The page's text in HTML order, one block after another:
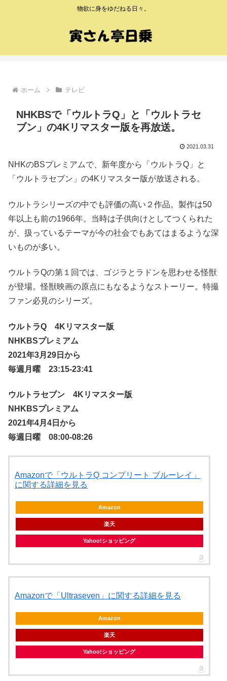
物欲に身をゆだねる日々。
ホーム テレビ
NHKBSで「ウルトラQ」と「ウルトラセ
ブン」の4Kリマスター版を再放送。
2021.03.31
NHKのBSプレミアムで、新年度から「ウルトラQ」と
「ウルトラセブン」の4Kリマスター版が放送される。
ウルトラシリーズの中でも評価の高い２作品。製作は50
年以上も前の1966年。当時は子供向けとしてつくられた
が、扱っているテーマが今の社会でもあてはまるような深
いものが多い。
ウルトラQの第１回では、ゴジラとラドンを思わせる怪獣
が登場。怪獣映画の原点にもなるようなストーリー。特撮
ファン必見のシリーズ。
ウルトラQ 4Kリマスター版
NHKBSプレミアム
2021年3月29日から
毎週月曜 23:15-23:41
ウルトラセブン 4Kリマスター版
NHKBSプレミアム
2021年4月4日から
毎週日曜 08:00-08:26
Amazonで「ウルトラQ コンプリート ブルーレイ」
に関する詳細を見る
Amazon
楽天
Yahoo!ショッピング
Amazonで「Ultraseven」に関する詳細を見る
Amazon
楽天
Yahoo!ショッピング